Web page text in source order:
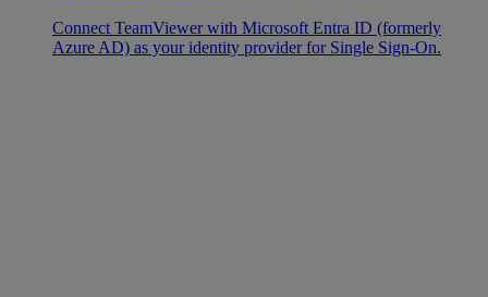
Connect TeamViewer with Microsoft Entra ID (formerly
Azure AD) as your identity provider for Single Sign-On.